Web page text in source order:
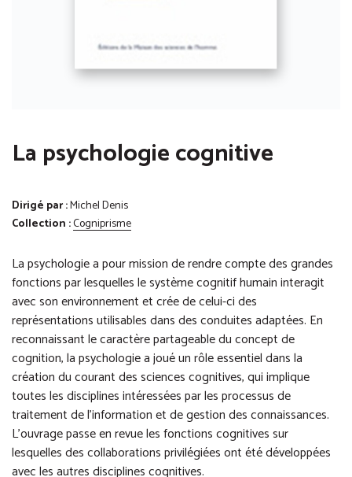
La psychologie cognitive
Dirigé par :Michel Denis
Collection :Cogniprisme
La psychologie a pour mission de rendre compte des grandes
fonctions par lesquelles le système cognitif humain interagit
avec son environnement et crée de celui-ci des
représentations utilisables dans des conduites adaptées. En
reconnaissant le caractère partageable du concept de
cognition, la psychologie a joué un rôle essentiel dans la
création du courant des sciences cognitives, qui implique
toutes les disciplines intéressées par les processus de
traitement de l’information et de gestion des connaissances.
L’ouvrage passe en revue les fonctions cognitives sur
lesquelles des collaborations privilégiées ont été développées
avec les autres disciplines cognitives.